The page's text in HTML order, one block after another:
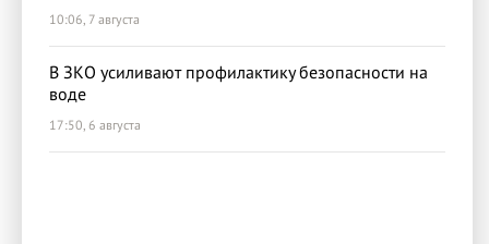
10:06, 7 августа
В ЗКО усиливают профилактику безопасности на
воде
17:50, 6 августа